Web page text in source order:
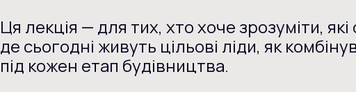
Ця лекція — для тих, хто хоче зрозуміти,
де сьогодні живуть цільові ліди, як
під кожен етап будівництва.